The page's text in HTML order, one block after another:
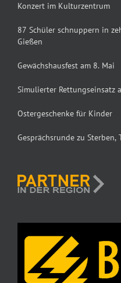
Konzert im Kulturzentrum
87 Schüler schnuppern in
Gießen
Gewächshausfest am 8. Mai
Simulierter Rettungseinsatz
Ostergeschenke für Kinder
Gesprächsrunde zu Sterben,